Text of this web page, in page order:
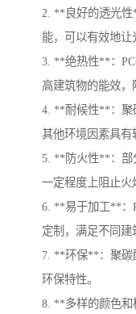
2. **良好的透光
能，可以有效地让
3. **绝热性**：
高建筑物的能效，
4. **耐候性**：聚
其他环境因素具有
5. **防火性**：部
一定程度上阻止火
6. **易于加工**：
定制，满足不同建
7. **环保**：聚碳
环保特性。
8. **多样的颜色和